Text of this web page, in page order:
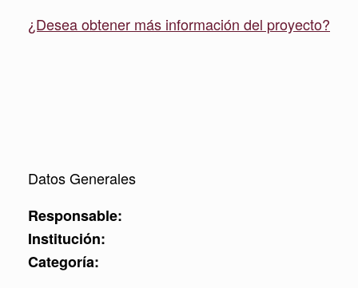
¿Desea obtener más información del proyecto?
Datos Generales
Responsable:
Institución:
Categoría: